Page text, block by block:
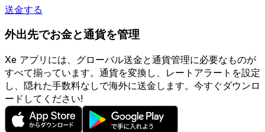
送金する
外出先でお金と通貨を管理
Xe アプリには、グローバル送金と通貨管理に必要なものが
すべて揃っています。通貨を変換し、レートアラートを設定
し、隠れた手数料なしで海外に送金します。今すぐダウンロ
ードしてください!